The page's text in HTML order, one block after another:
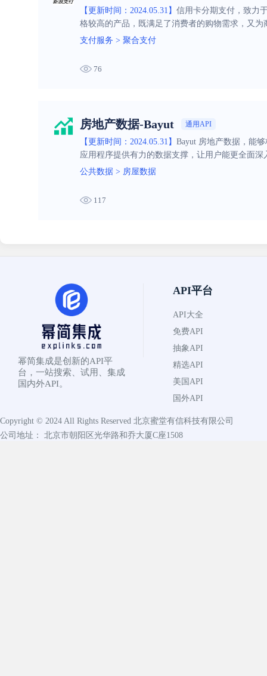
【更新时间：2024.05.31】 信用卡分期支付，致力
格较高的产品，既满足了消费者的购物需求，又
支付服务 > 聚合支付
76
房地产数据-Bayut 通用API
【更新时间：2024.05.31】 Bayut 房地产数据，能
应用程序提供有力的数据支撑，让用户能更全面
公共数据 > 房屋数据
117
幂简集成是创新的API平
台，一站搜索、试用、集成
国内外API。
API平台
API大全
免费API
抽象API
精选API
美国API
国外API
Copyright © 2024 All Rights Reserved 北京蜜堂有信科技有限公司
公司地址： 北京市朝阳区光华路和乔大厦C座1508